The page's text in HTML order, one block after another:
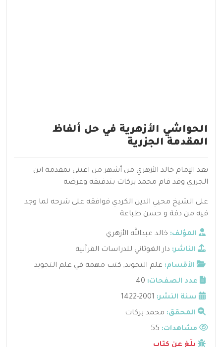
الحواشي الأزهرية في حل ألفاظ
المقدمة الجزرية
يعد الإمام خالد الأزهري من أشهر من اعتنى بمقدمة ابن
الجزري وقد قام محمد بركات بتدقيقه وعرضه
على الشيخ محيي الدين الكردي فوافقه على شرحه لما وجد
فيه من دقة و حسن طباعة
المؤلف: خالد عبدالله الأزهري
الناشر: دار الغوثاني للدراسات القرآنية
الأقسام: علم التجويد, كتب مهمة في علم التجويد
عدد الصفحات: 40
سنة النشر: 2001-1422
المحقق: محمد بركات
مشاهدات:
بلّغ عن كتاب